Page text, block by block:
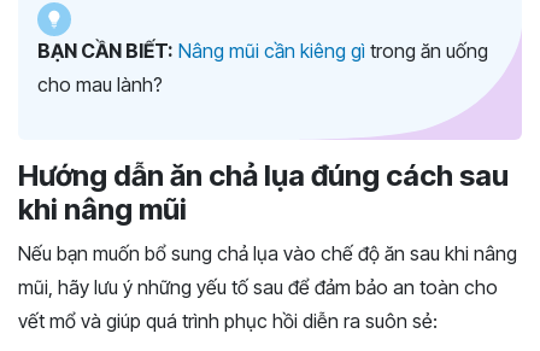
BẠN CẦN BIẾT: Nâng mũi cần kiêng gì trong ăn uống
cho mau lành?
Hướng dẫn ăn chả lụa đúng cách sau
khi nâng mũi
Nếu bạn muốn bổ sung chả lụa vào chế độ ăn sau khi nâng
mũi, hãy lưu ý những yếu tố sau để đảm bảo an toàn cho
vết mổ và giúp quá trình phục hồi diễn ra suôn sẻ: